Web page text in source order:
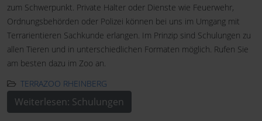
zum Schwerpunkt. Private Halter oder Dienste wie Feuerwehr,
Ordnungsbehörden oder Polizei können bei uns im Umgang mit
Terrarientieren Sachkunde erlangen. Im Prinzip sind Schulungen zu
allen Tieren und in unterschiedlichen Formaten möglich. Rufen Sie
am besten dazu im Zoo an.
TERRAZOO RHEINBERG
Weiterlesen: Schulungen